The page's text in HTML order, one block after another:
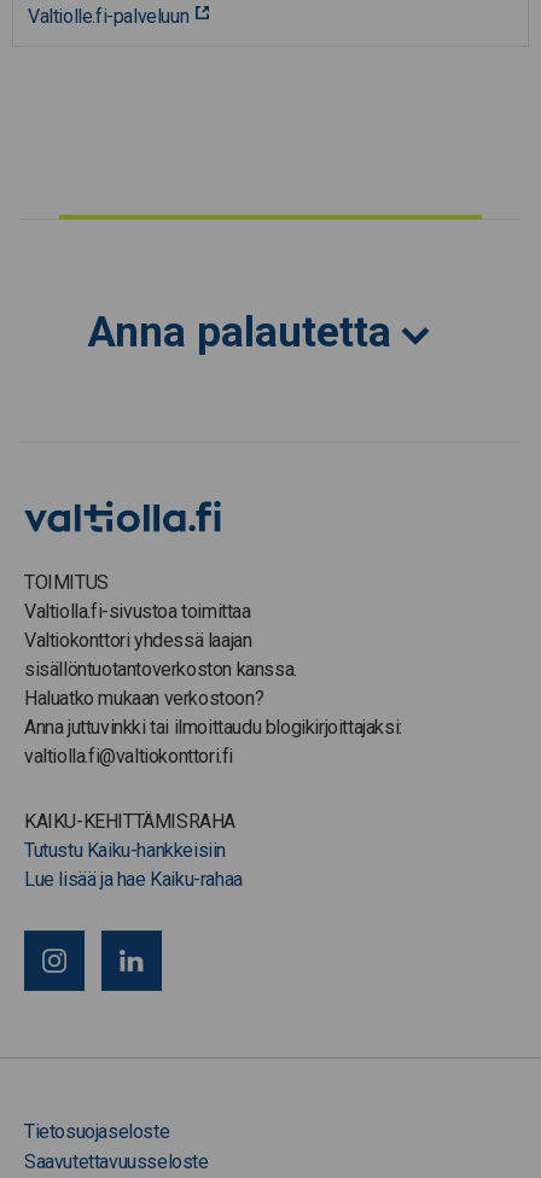
Valtiolle.fi-palveluun
Anna palautetta
TOIMITUS
Valtiolla.fi-sivustoa toimittaa
Valtiokonttori yhdessä laajan
sisällöntuotantoverkoston kanssa.
Haluatko mukaan verkostoon?
Anna juttuvinkki tai ilmoittaudu blogikirjoittajaksi:
valtiolla.fi@valtiokonttori.fi
KAIKU-KEHITTÄMISRAHA
Tutustu Kaiku-hankkeisiin
Lue lisää ja hae Kaiku-rahaa
Tietosuojaseloste
Saavutettavuusseloste